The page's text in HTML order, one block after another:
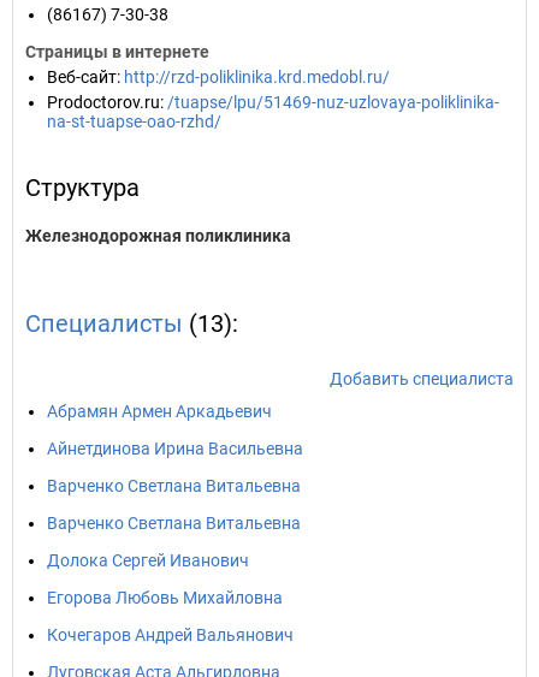
(86167) 7-30-38
Страницы в интернете
Веб-сайт: http://rzd-poliklinika.krd.medobl.ru/
Prodoctorov.ru: /tuapse/lpu/51469-nuz-uzlovaya-poliklinika-
na-st-tuapse-oao-rzhd/
Структура
Железнодорожная поликлиника
Специалисты (13):
Добавить специалиста
Абрамян Армен Аркадьевич
Айнетдинова Ирина Васильевна
Варченко Светлана Витальевна
Варченко Светлана Витальевна
Долока Сергей Иванович
Егорова Любовь Михайловна
Кочегаров Андрей Вальянович
Луговская Аста Альгирдовна